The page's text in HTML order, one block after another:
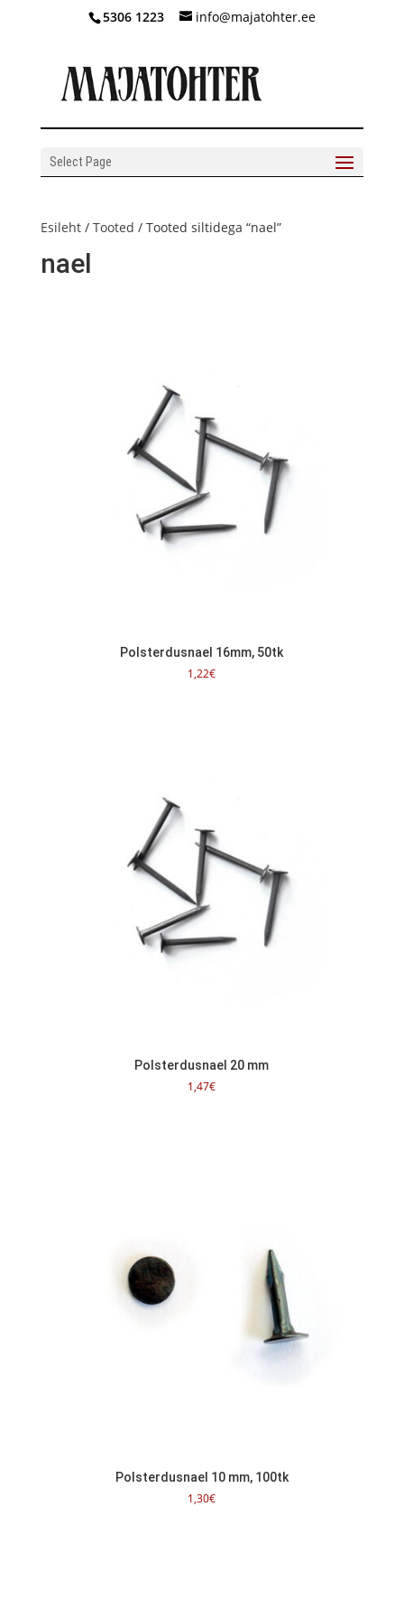
5306 1223 info@majatohter.ee
Select Page
Esileht/ Tooted / Tooted siltidega “nael”
nael
Polsterdusnael 16mm, 50tk
1,22€
Polsterdusnael 20 mm
1,47€
Polsterdusnael 10 mm, 100tk
1,30€